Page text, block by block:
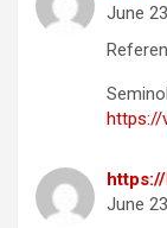
June
https://
June